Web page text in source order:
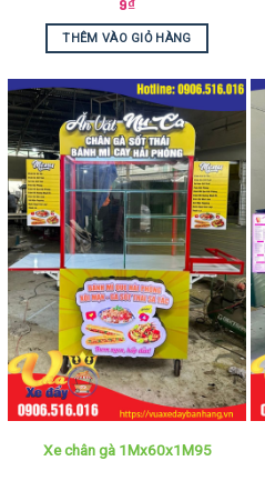
9₫
THÊM VÀO GIỎ HÀNG
Xe chân gà 1Mx60x1M95